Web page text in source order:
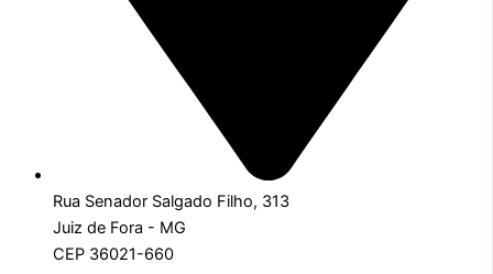
Rua Senador Salgado Filho, 313
Juiz de Fora - MG
CEP 36021-660